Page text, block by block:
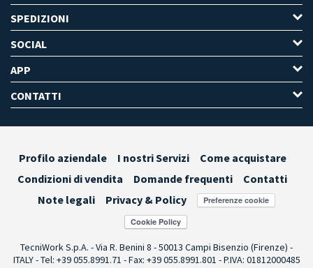
SPEDIZIONI
SOCIAL
APP
CONTATTI
Profilo aziendale I nostri Servizi
Come acquistare
Condizioni di vendita
Domande frequenti
Contatti
Note legali
Privacy & Policy Preferenze cookie
TecniWork S.p.A. - Via R. Benini 8 - 50013 Campi Bisenzio (Firenze) -
ITALY - Tel: +39 055.8991.71 - Fax: +39 055.8991.801 - P.IVA: 01812000485